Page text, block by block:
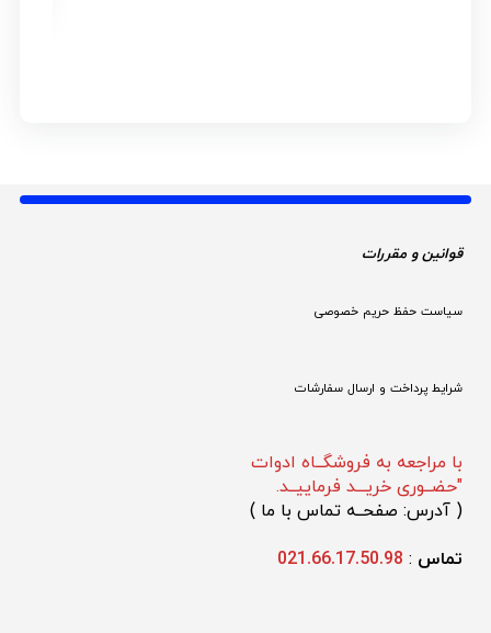
قوانین و مقررات
سیاست حفظ حریم خصوصی
شرایط پرداخت و ارسال سفارشات
با مراجعه به فروشگــاه ادوات
"حضــوری خریـــد فرماییــد.
( آدرس: صفحــه تماس با ما )
تماس :
021.66.17.50.98